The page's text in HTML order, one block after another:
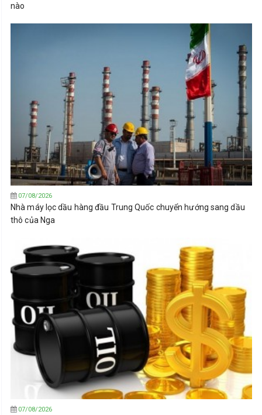
nào
07/08/2026
Nhà máy lọc dầu hàng đầu Trung Quốc chuyển hướng sang dầu
thô của Nga
07/08/2026